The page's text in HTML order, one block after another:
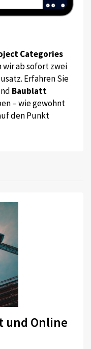
Categories
ab sofort zwei
Erfahren Sie
Baublatt
– wie gewohnt
den Punkt
und Online